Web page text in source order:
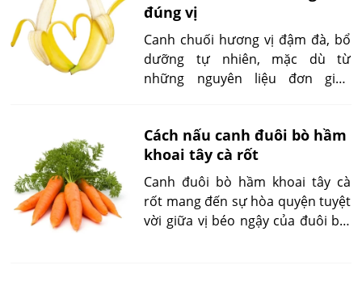
cây nhiệt đới giàu vitamin, khoáng
chất. Khi kết hợp khóm với các
nguyên liệu tươi ngon khác, bạn
sẽ có một món canh thanh mát,
bổ dưỡng, giúp giải nhiệt trong
bụng trong những ngày se lạnh.
đúng vị
Canh chuối hương vị đậm đà, bổ
dưỡng tự nhiên, mặc dù từ
những nguyên liệu đơn giản
thành phần khác như thịt, đậu
hay rau củ, món canh này phong
phú về mùi vị, mang lại lợi ích sức
khỏe đáng kể cho người thưởng
thức.
Cách nấu canh đuôi bò hầm
khoai tây cà rốt
Canh đuôi bò hầm khoai tây cà
rốt mang đến sự hòa quyện tuyệt
vời giữa vị béo ngậy của đuôi bò,